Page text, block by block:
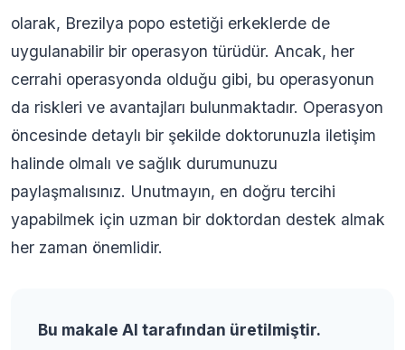
olarak, Brezilya popo estetiği erkeklerde de
uygulanabilir bir operasyon türüdür. Ancak, her
cerrahi operasyonda olduğu gibi, bu operasyonun
da riskleri ve avantajları bulunmaktadır. Operasyon
öncesinde detaylı bir şekilde doktorunuzla iletişim
halinde olmalı ve sağlık durumunuzu
paylaşmalısınız. Unutmayın, en doğru tercihi
yapabilmek için uzman bir doktordan destek almak
her zaman önemlidir.
Bu makale AI tarafından üretilmiştir.